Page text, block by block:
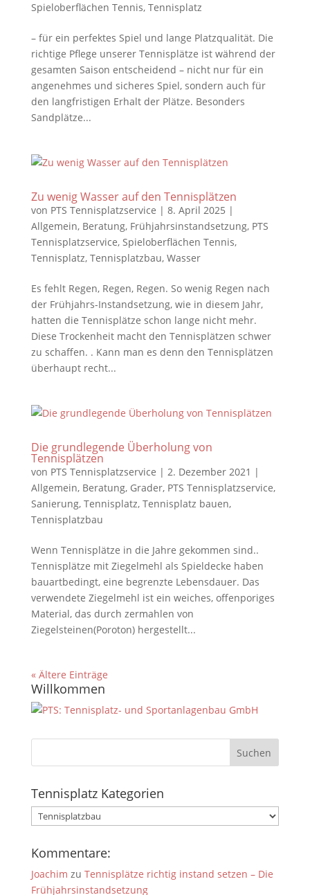
Spieloberflächen Tennis, Tennisplatz
– für ein perfektes Spiel und lange Platzqualität. Die
richtige Pflege unserer Tennisplätze ist während der
gesamten Saison entscheidend – nicht nur für ein
angenehmes und sicheres Spiel, sondern auch für
den langfristigen Erhalt der Plätze. Besonders
Sandplätze...
Zu wenig Wasser auf den Tennisplätzen
von PTS Tennisplatzservice | 8. April 2025 |
Allgemein, Beratung, Frühjahrsinstandsetzung, PTS
Tennisplatzservice, Spieloberflächen Tennis,
Tennisplatz, Tennisplatzbau, Wasser
Es fehlt Regen, Regen, Regen. So wenig Regen nach
der Frühjahrs-Instandsetzung, wie in diesem Jahr,
hatten die Tennisplätze schon lange nicht mehr.
Diese Trockenheit macht den Tennisplätzen schwer
zu schaffen. . Kann man es denn den Tennisplätzen
überhaupt recht...
Die grundlegende Überholung von
Tennisplätzen
von PTS Tennisplatzservice | 2. Dezember 2021 |
Allgemein, Beratung, Grader, PTS Tennisplatzservice,
Sanierung, Tennisplatz, Tennisplatz bauen,
Tennisplatzbau
Wenn Tennisplätze in die Jahre gekommen sind..
Tennisplätze mit Ziegelmehl als Spieldecke haben
bauartbedingt, eine begrenzte Lebensdauer. Das
verwendete Ziegelmehl ist ein weiches, offenporiges
Material, das durch zermahlen von
Ziegelsteinen(Poroton) hergestellt...
« Ältere Einträge
Willkommen
Tennisplatz Kategorien
Tennisplatz
Kategorien
Kommentare:
Joachim zu Tennisplätze richtig instand setzen – Die
Frühjahrsinstandsetzung